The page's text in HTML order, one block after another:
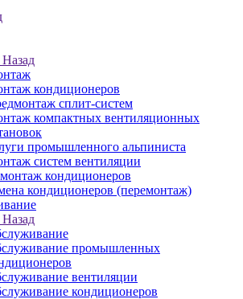
Назад
кондиционеров
сплит-систем
компактных вентиляционных
промышленного альпиниста
систем вентиляции
кондиционеров
кондиционеров (перемонтаж)
Назад
промышленных
вентиляции
кондиционеров